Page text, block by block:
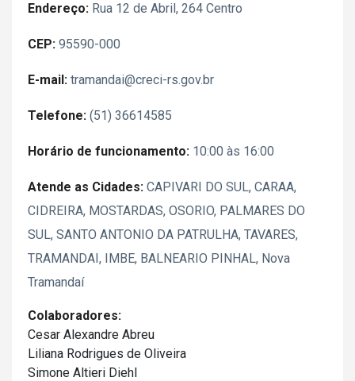
Endereço: Rua 12 de Abril, 264 Centro
CEP: 95590-000
E-mail: tramandai@creci-rs.gov.br
Telefone: (51) 36614585
Horário de funcionamento: 10:00 às 16:00
Atende as Cidades: CAPIVARI DO SUL, CARAA,
CIDREIRA, MOSTARDAS, OSORIO, PALMARES DO
SUL, SANTO ANTONIO DA PATRULHA, TAVARES,
TRAMANDAI, IMBE, BALNEARIO PINHAL, Nova
Tramandaí
Colaboradores:
Cesar Alexandre Abreu
Liliana Rodrigues de Oliveira
Simone Altieri Diehl